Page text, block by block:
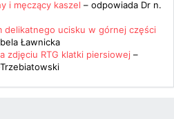
i męczący kaszel – odpowiada Dr n.
delikatnego ucisku w górnej części
Ławnicka
zdjęciu RTG klatki piersiowej –